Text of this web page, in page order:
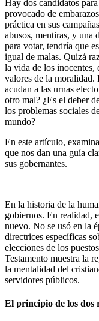
Hay dos candidatos
provocado de
práctica en sus
abusos, mentiras, y una
para votar, tendría que
igual de malas. Quizá
la vida de los inocentes,
valores de la moralidad.
acudan a las urnas
otro mal? ¿Es el deber
los problemas sociales
mundo?
En este artículo,
que nos dan una guía
sus gobernantes.
En la historia de la
gobiernos. En realidad,
nuevo. No se usó en la
directrices específicas
elecciones de los
Testamento muestra la
la mentalidad del
servidores públicos.
El principio de los dos